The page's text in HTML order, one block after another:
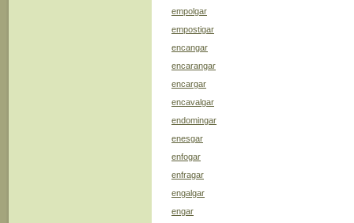
empolgar
empostigar
encangar
encarangar
encargar
encavalgar
endomingar
enesgar
enfogar
enfragar
engalgar
engar